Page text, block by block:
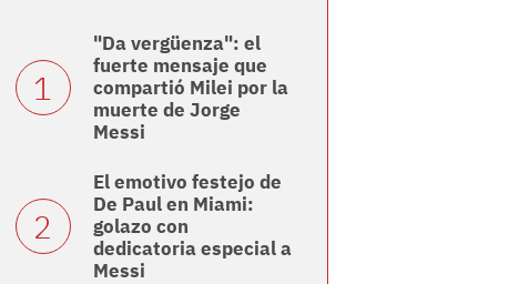
"Da vergüenza": el
fuerte mensaje que
compartió Milei por la
muerte de Jorge
Messi
El emotivo festejo de
De Paul en Miami:
golazo con
dedicatoria especial a
Messi